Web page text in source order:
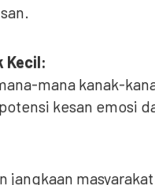
Kecil:
mana kanak-
kesan emosi